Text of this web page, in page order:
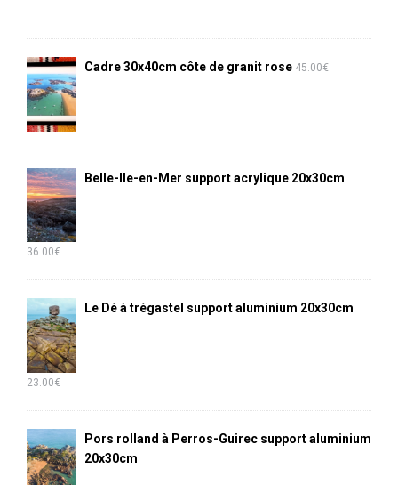
Cadre 30x40cm côte de granit rose 45.00€
Belle-Ile-en-Mer support acrylique 20x30cm
36.00€
Le Dé à trégastel support aluminium 20x30cm
23.00€
Pors rolland à Perros-Guirec support aluminium
20x30cm